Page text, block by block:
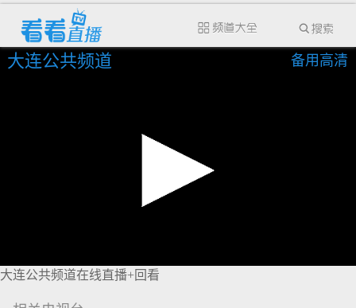
大连公共频道 备用高清
大连公共频道在线直播+回看